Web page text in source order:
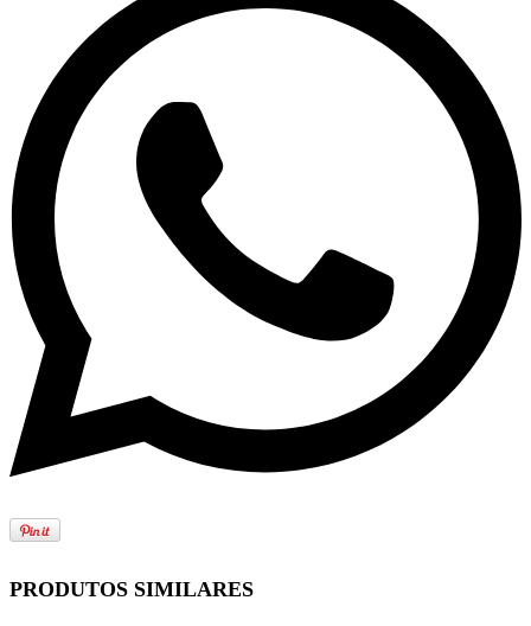
PRODUTOS SIMILARES